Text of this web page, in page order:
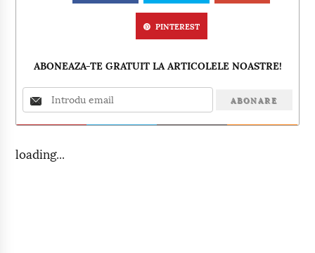
PINTEREST
ABONEAZA-TE GRATUIT LA ARTICOLELE NOASTRE!
loading...